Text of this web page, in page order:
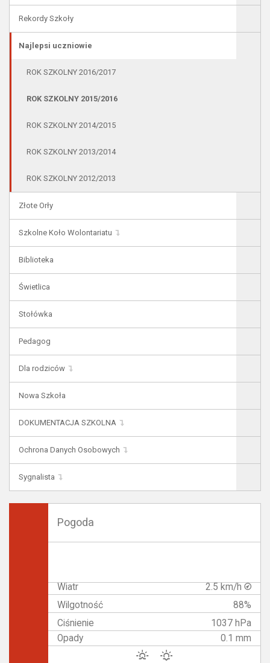
Rekordy Szkoły
Najlepsi uczniowie
ROK SZKOLNY 2016/2017
ROK SZKOLNY 2015/2016
ROK SZKOLNY 2014/2015
ROK SZKOLNY 2013/2014
ROK SZKOLNY 2012/2013
Złote Orły
Szkolne Koło Wolontariatu
Biblioteka
Świetlica
Stołówka
Pedagog
Dla rodziców
Nowa Szkoła
DOKUMENTACJA SZKOLNA
Ochrona Danych Osobowych
Sygnalista
Pogoda
Wiatr
2.5 km/h
Wilgotność
88%
Ciśnienie
1037 hPa
Opady
0.1 mm